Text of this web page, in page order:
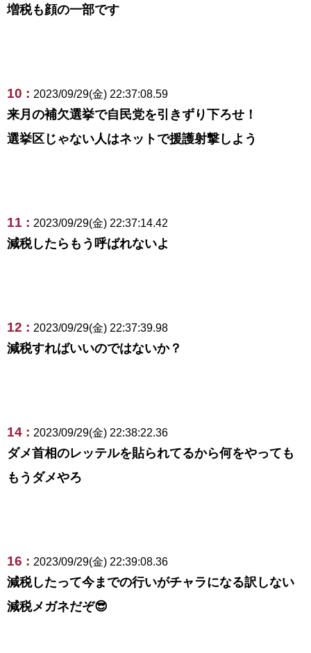
増税も顔の一部です
10 : 2023/09/29(金) 22:37:08.59
来月の補欠選挙で自民党を引きずり下ろせ！
選挙区じゃない人はネットで援護射撃しよう
11 : 2023/09/29(金) 22:37:14.42
減税したらもう呼ばれないよ
12 : 2023/09/29(金) 22:37:39.98
減税すればいいのではないか？
14 : 2023/09/29(金) 22:38:22.36
ダメ首相のレッテルを貼られてるから何をやっても
もうダメやろ
16 : 2023/09/29(金) 22:39:08.36
減税したって今までの行いがチャラになる訳しない
減税メガネだぞ😎